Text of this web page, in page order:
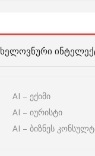
ᲮᲔᲚᲝᲕᲜᲣᲠᲘ
AI – ექიმი
AI – იურისტი
AI – ბიზნეს